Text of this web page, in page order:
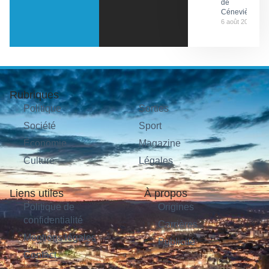
de
Cénevières
6 août 2026
Rubriques
Politique
Société
Économie
Culture
Sorties
Sport
Magazine
Légales
Liens utiles
Politique de
confidentialité
Mentions légales
Contact
À propos
Origines
Carrières
Publicité